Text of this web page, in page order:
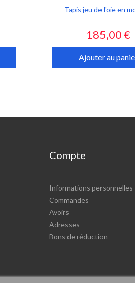
Tapis jeu de l'oie en
Prix
185,00 €
Ajouter au
Compte
Informations personnelles
Commandes
Avoirs
Adresses
Bons de réduction